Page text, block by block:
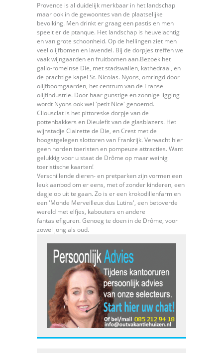
Provence is al duidelijk merkbaar in het landschap
maar ook in de gewoontes van de plaatselijke
bevolking. Men drinkt er graag een pastis en men
speelt er de ptanque. Het landschap is heuvelachtig
en van grote schoonheid. Op de hellingen ziet men
veel olijfbomen en lavendel. Bij de dorpjes treffen we
vaak wijngaarden en fruitbomen aan.Bezoek het
gallo-romeinse Die, met stadswallen, kathedraal, en
de prachtige kapel St. Nicolas. Nyons, omringd door
olijfboomgaarden, het centrum van de Franse
olijfindustrie. Door haar gunstige en zonnige ligging
wordt Nyons ook wel 'petit Nice' genoemd.
Cliousclat is het pittoreske dorpje van de
pottenbakkers en Dieulefit van de glasblazers. Het
wijnstadje Clairette de Die, en Crest met de
hoogstgelegen slottoren van Frankrijk. Verwacht hier
geen horden toeristen en pompeuze attracties. Want
gelukkig voor u staat de Drôme op maar weinig
toeristische kaarten!
Verschillende dieren- en pretparken zijn vormen een
leuk aanbod om er eens, met of zonder kinderen, een
dagje op uit te gaan. Zo is er een krokodillenfarm en
een 'Monde Merveilleux dus Lutins', een betoverde
wereld met elfjes, kabouters en andere
fantasiefiguren. Genoeg te doen in de Drôme, voor
zowel jong als oud.